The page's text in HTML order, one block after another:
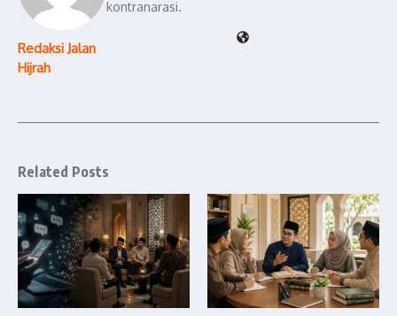
Redaksi Jalan
Hijrah
kontranarasi.
Related Posts